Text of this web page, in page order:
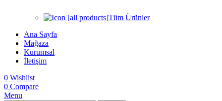
Tüm Ürünler
Ana Sayfa
Mağaza
Kurumsal
İletişim
0 Wishlist
0 Compare
Menu